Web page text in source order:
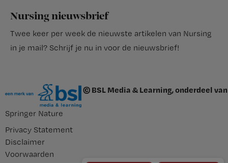
Nursing nieuwsbrief
Twee keer per week de nieuwste artikelen van Nursing
in je mail? Schrijf je nu in voor de nieuwsbrief!
© BSL Media & Learning, onderdeel van
Springer Nature
Privacy Statement
Disclaimer
Voorwaarden